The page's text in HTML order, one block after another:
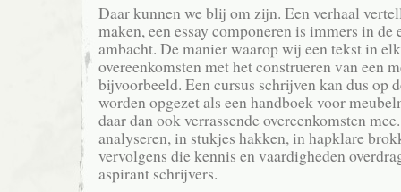
Daar kunnen we blij om zijn. Een verhaal
maken, een essay componeren is immers in de
ambacht. De manier waarop wij een tekst in
overeenkomsten met het construeren van een
bijvoorbeeld. Een cursus schrijven kan dus op
worden opgezet als een handboek voor
daar dan ook verrassende overeenkomsten
analyseren, in stukjes hakken, in hapklare
vervolgens die kennis en vaardigheden
aspirant schrijvers.